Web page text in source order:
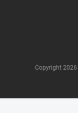
Copyright 2026